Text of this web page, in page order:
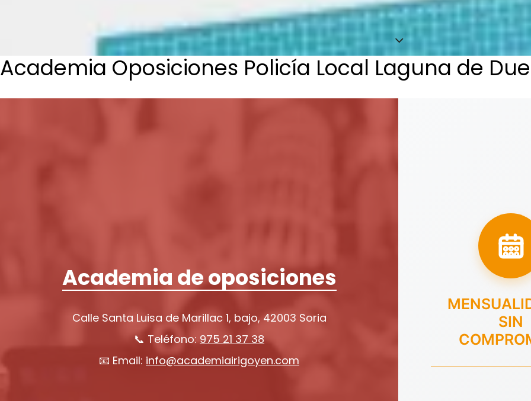
Academia Oposiciones Policía Local Laguna de
Academia de oposiciones
Calle Santa Luisa de Marillac 1, bajo, 42003 Soria
📞 Teléfono: 975 21 37 38
📧 Email: info@academiairigoyen.com
SIN